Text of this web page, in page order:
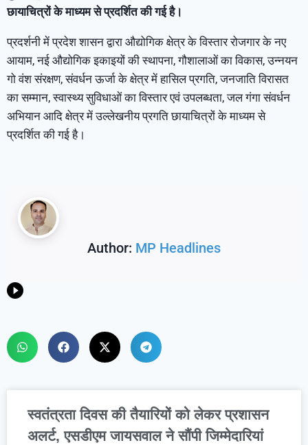
छायाचित्रों के माध्यम से प्रदर्शित की गई है।
प्रदर्शनी में प्रदेश शासन द्वारा औद्योगिक क्षेत्र के विस्तार रोजगार के नए
आयाम, नई औद्योगिक इकाइयों की स्थापना, गौशालाओं का विकास, उन्नयन
गो वंश संरक्षण, संवर्धन ऊर्जा के क्षेत्र में हासिल प्रगति, जनजाति विरासत
का सम्मान, स्वास्थ्य सुविधाओं का विस्तार एवं उपलब्धता, जल गंगा संवर्धन
अभियान आदि क्षेत्र में उल्लेखनीय प्रगति छायाचित्रों के माध्यम से
प्रदर्शित की गई है।
Author: MP Headlines
स्वतंत्रता दिवस की तैयारियों को लेकर प्रशासन
अलर्ट, एसडीएम जायसवाल ने सौंपी जिम्मेदारियां